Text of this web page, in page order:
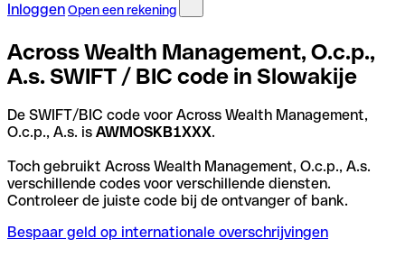
InloggenOpen een rekening
Across Wealth Management, O.c.p.,
A.s. SWIFT / BIC code in Slowakije
De SWIFT/BIC code voor Across Wealth Management,
O.c.p., A.s. is AWMOSKB1XXX.
Toch gebruikt Across Wealth Management, O.c.p., A.s.
verschillende codes voor verschillende diensten.
Controleer de juiste code bij de ontvanger of bank.
Bespaar geld op internationale overschrijvingen